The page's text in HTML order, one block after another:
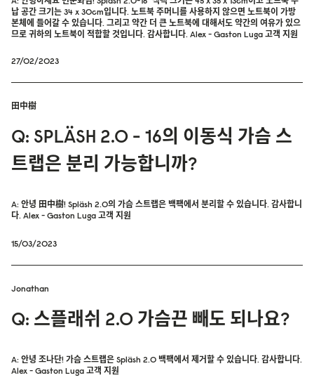
납 공간 크기는 34 x 30cm입니다. 노트북 주머니를 사용하지 않으면 노트북이 가방
본체에 들어갈 수 있습니다. 그리고 약간 더 큰 노트북에 대해서도 약간의 여유가 있으
므로 귀하의 노트북이 적합할 것입니다. 감사합니다. Alex - Gaston Luga 고객 지원
27/02/2023
田中樹
Q: SPLÄSH 2.0 - 16의 이동식 가슴 스
트랩은 분리 가능합니까?
A: 안녕 田中樹! Spläsh 2.0의 가슴 스트랩은 백팩에서 분리할 수 있습니다. 감사합니
다. Alex - Gaston Luga 고객 지원
15/03/2023
Jonathan
Q: 스플래쉬 2.0 가슴끈 빼도 되나요?
A: 안녕 조나단! 가슴 스트랩은 Spläsh 2.0 백팩에서 제거할 수 있습니다. 감사합니다.
Alex - Gaston Luga 고객 지원